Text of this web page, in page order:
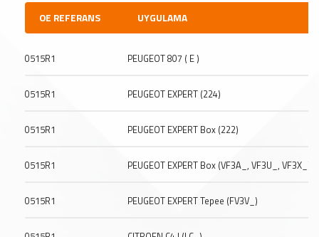
OE REFERANS UYGULAMA
0515R1 PEUGEOT 807 ( E )
0515R1 PEUGEOT EXPERT (224)
0515R1 PEUGEOT EXPERT Box (222)
0515R1 PEUGEOT EXPERT Box (VF3A_, VF3U_, VF3X_)
0515R1 PEUGEOT EXPERT Tepee (FV3V_)